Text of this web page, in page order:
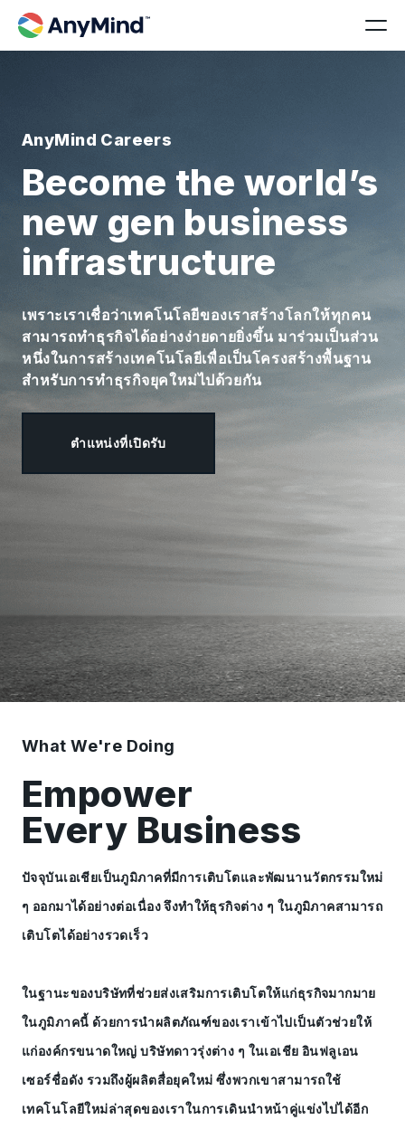
AnyMind Careers
Become the world’s
new gen business
infrastructure
เพราะเราเชื่อว่าเทคโนโลยีของเราสร้างโลกให้ทุกคน
สามารถทำธุรกิจได้อย่างง่ายดายยิ่งขึ้น มาร่วมเป็นส่วน
หนึ่งในการสร้างเทคโนโลยีเพื่อเป็นโครงสร้างพื้นฐาน
สำหรับการทำธุรกิจยุคใหม่ไปด้วยกัน
ตำแหน่งที่เปิดรับ
What We're Doing
Empower
Every Business
ปัจจุบันเอเชียเป็นภูมิภาคที่มีการเติบโตและพัฒนานวัตกรรมใหม่
ๆ ออกมาได้อย่างต่อเนื่อง จึงทำให้ธุรกิจต่าง ๆ ในภูมิภาคสามารถ
เติบโตได้อย่างรวดเร็ว
ในฐานะของบริษัทที่ช่วยส่งเสริมการเติบโตให้แก่ธุรกิจมากมาย
ในภูมิภาคนี้ ด้วยการนำผลิตภัณฑ์ของเราเข้าไปเป็นตัวช่วยให้
แก่องค์กรขนาดใหญ่ บริษัทดาวรุ่งต่าง ๆ ในเอเชีย อินฟลูเอน
เซอร์ชื่อดัง รวมถึงผู้ผลิตสื่อยุคใหม่ ซึ่งพวกเขาสามารถใช้
เทคโนโลยีใหม่ล่าสุดของเราในการเดินนำหน้าคู่แข่งไปได้อีก